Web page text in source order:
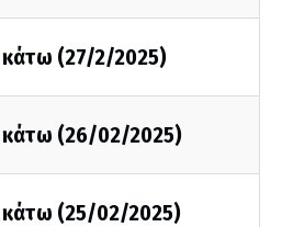
κάτω (27/2/2025)
κάτω (26/02/2025)
κάτω (25/02/2025)